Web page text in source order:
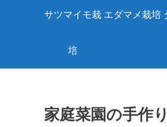
サツマイモ栽
培
エダマメ栽培
家庭菜園の手作